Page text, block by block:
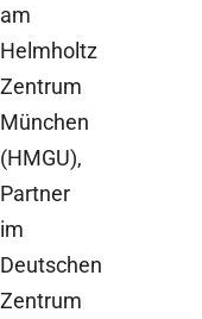
am
Helmholtz
Zentrum
München
(HMGU),
Partner
im
Deutschen
Zentrum